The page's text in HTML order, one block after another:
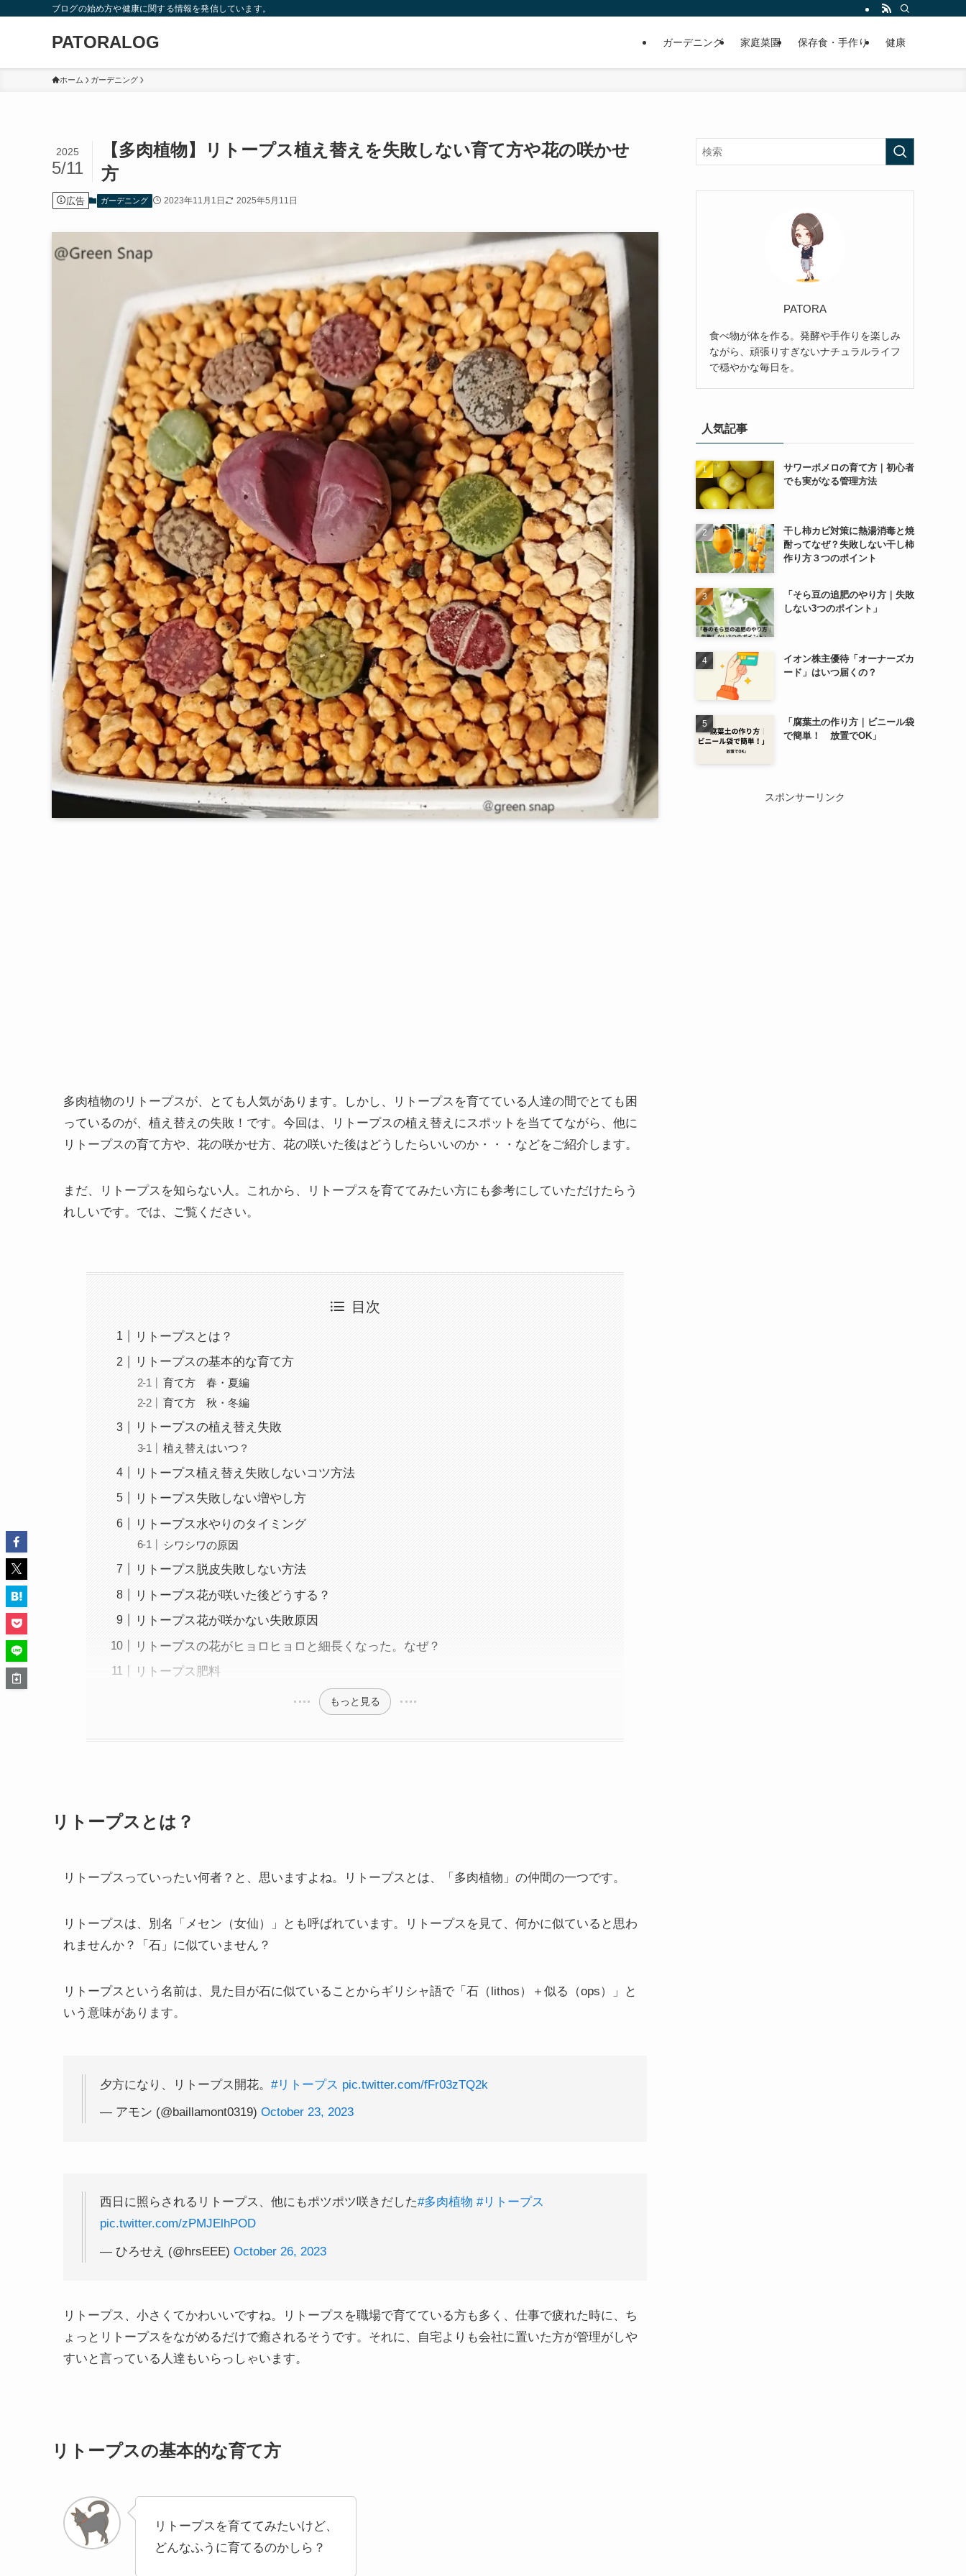
ブログの始め方や健康に関する情報を発信しています。
PATORALOG ガーデニング 家庭菜園 保存食・手作り 健康
ホーム ガーデニング
【多肉植物】リトープス植え替えを失敗しない育て方や花の咲かせ
方
2025
5/11
広告 ガーデニング 2023年11月1日 2025年5月11日
多肉植物のリトープスが、とても人気があります。しかし、リトープスを育てている人達の間でとても困
っているのが、植え替えの失敗！です。今回は、リトープスの植え替えにスポットを当ててながら、他に
リトープスの育て方や、花の咲かせ方、花の咲いた後はどうしたらいいのか・・・などをご紹介します。
まだ、リトープスを知らない人。これから、リトープスを育ててみたい方にも参考にしていただけたらう
れしいです。では、ご覧ください。
目次
リトープスとは？
リトープスの基本的な育て方
育て方 春・夏編
育て方 秋・冬編
リトープスの植え替え失敗
植え替えはいつ？
リトープス植え替え失敗しないコツ方法
リトープス失敗しない増やし方
リトープス水やりのタイミング
シワシワの原因
リトープス脱皮失敗しない方法
リトープス花が咲いた後どうする？
リトープス花が咲かない失敗原因
リトープスの花がヒョロヒョロと細長くなった。なぜ？
リトープス肥料
もっと見る
リトープスとは？
リトープスっていったい何者？と、思いますよね。リトープスとは、「多肉植物」の仲間の一つです。
リトープスは、別名「メセン（女仙）」とも呼ばれています。リトープスを見て、何かに似ていると思わ
れませんか？「石」に似ていません？
リトープスという名前は、見た目が石に似ていることからギリシャ語で「石（lithos）＋似る（ops）」と
いう意味があります。
夕方になり、リトープス開花。 #リトープス pic.twitter.com/fFr03zTQ2k
— アモン (@baillamont0319) October 23, 2023
pic.twitter.com/zPMJElhPOD
ょっとリトープスをながめるだけで癒されるそうです。それに、自宅よりも会社に置いた方が管理がしや
すいと言っている人達もいらっしゃいます。
リトープスの基本的な育て方
どんなふうに育てるのかしら？
PATORA
食べ物が体を作る。発酵や手作りを楽しみ
ながら、頑張りすぎないナチュラルライフ
で穏やかな毎日を。
人気記事
サワーポメロの育て方｜初心者
でも実がなる管理方法
干し柿カビ対策に熱湯消毒と焼
酎ってなぜ？失敗しない干し柿
作り方３つのポイント
「そら豆の追肥のやり方｜失敗
しない3つのポイント」
イオン株主優待「オーナーズカ
ード」はいつ届くの？
「腐葉土の作り方｜ビニール袋
で簡単！ 放置でOK」
スポンサーリンク